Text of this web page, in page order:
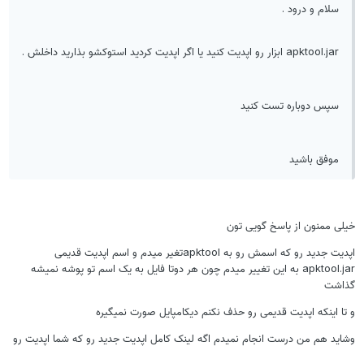
سلام و درود .
apktool.jar ابزار رو اپدیت کنید یا اگر اپدیت کردید استوکشو بذارید داخلش .
سپس دوباره تست کنید
موفق باشید
ممنون از پاسخ گویی تون
اپدیت جدید رو که اسمش رو به apktoolتغیر میدم و اسم اپدیت قدیمی
apktool.jar به این تغییر میدم چون هر دوتا فایل به یک اسم تو پوشه نمیشه
تا اینکه اپدیت قدیمی رو حذف نکنم دیکامپایل صورت نمیگیره
هم من درست انجام نمیدم اگه لینک کامل اپدیت جدید رو که شما اپدیت رو